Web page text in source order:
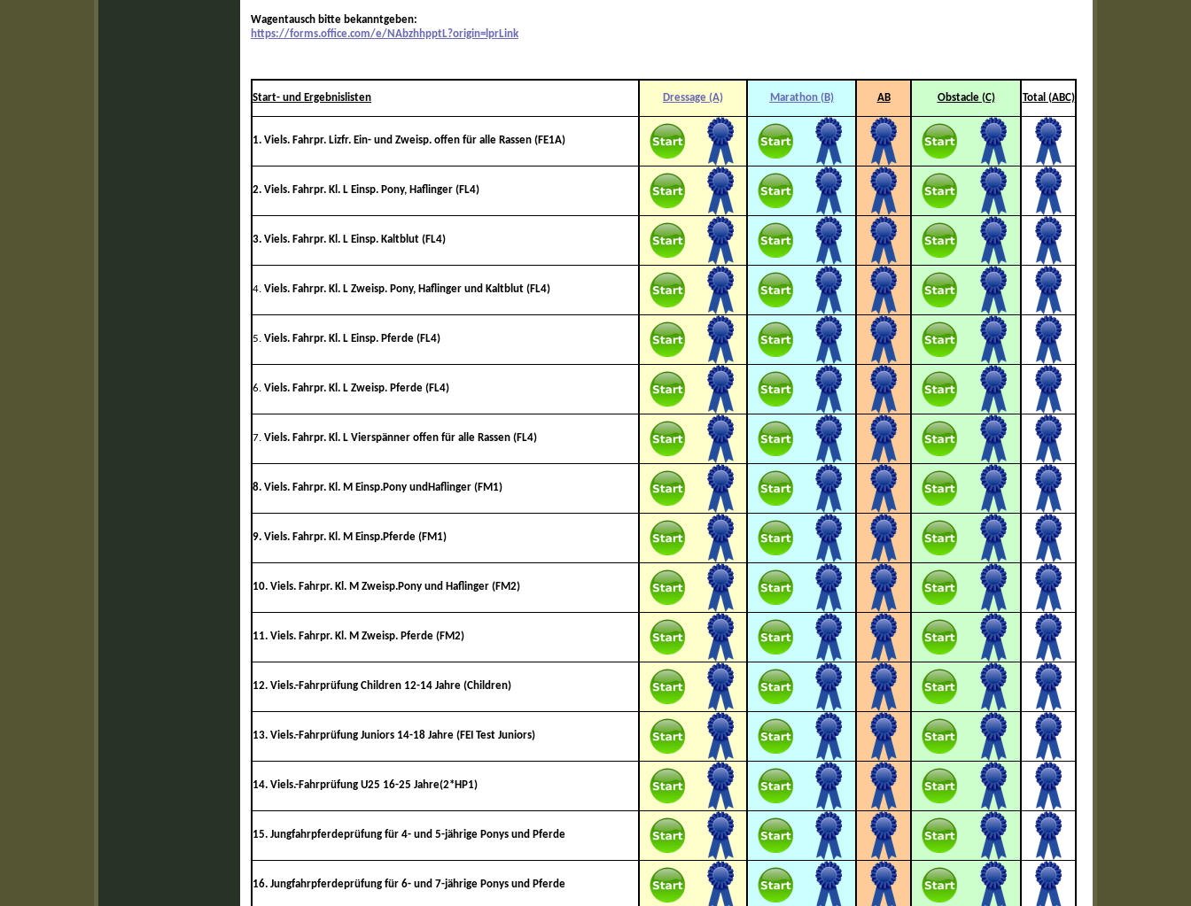
Wagentausch bitte bekanntgeben:
https://forms.office.com/e/NAbzhhpptL?origin=lprLink
Start- und Ergebnislisten Dressage (A) Marathon (B) AB Obstacle (C) Total (ABC)
1. Viels. Fahrpr. Lizfr. Ein- und Zweisp. offen für alle Rassen (FE1A)
2. Viels. Fahrpr. Kl. L Einsp. Pony, Haflinger (FL4)
3. Viels. Fahrpr. Kl. L Einsp. Kaltblut (FL4)
4. Viels. Fahrpr. Kl. L Zweisp. Pony, Haflinger und Kaltblut (FL4)
5. Viels. Fahrpr. Kl. L Einsp. Pferde (FL4)
6. Viels. Fahrpr. Kl. L Zweisp. Pferde (FL4)
7. Viels. Fahrpr. Kl. L Vierspänner offen für alle Rassen (FL4)
8. Viels. Fahrpr. Kl. M Einsp.Pony undHaflinger (FM1)
9. Viels. Fahrpr. Kl. M Einsp.Pferde (FM1)
10. Viels. Fahrpr. Kl. M Zweisp.Pony und Haflinger (FM2)
11. Viels. Fahrpr. Kl. M Zweisp. Pferde (FM2)
12. Viels.-Fahrprüfung Children 12-14 Jahre (Children)
13. Viels.-Fahrprüfung Juniors 14-18 Jahre (FEI Test Juniors)
14. Viels.-Fahrprüfung U25 16-25 Jahre(2*HP1)
15. Jungfahrpferdeprüfung für 4- und 5-jährige Ponys und Pferde
16. Jungfahrpferdeprüfung für 6- und 7-jährige Ponys und Pferde